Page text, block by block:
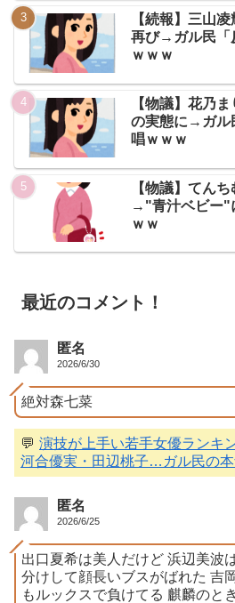
【続報】三山
再び→ガル民「
ｗｗｗ
【物議】花乃
の実態に→ガル
唱ｗｗｗ
【物議】てん
→"青汁ベビー"
ｗｗ
最近のコメント！
匿名
2026/6/30
絶対森七菜
💬 演技が上手い若手女優ランキ
河合優実・田辺桃子…ガル民の
匿名
2026/6/25
出口夏希は美人だけど 浜辺美波
分けして顔長いブスがばれた 吉
もルックスで負けてる 麒麟のと